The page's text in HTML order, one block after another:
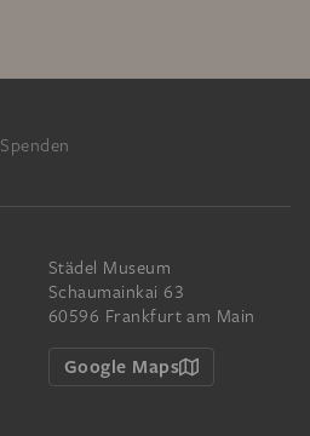
Spenden
Städel Museum
Schaumainkai 63
60596 Frankfurt am Main
Google Maps